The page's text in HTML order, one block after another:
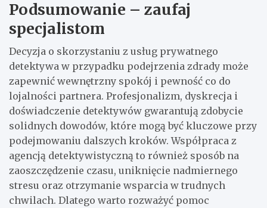
Podsumowanie – zaufaj
specjalistom
Decyzja o skorzystaniu z usług prywatnego
detektywa w przypadku podejrzenia zdrady może
zapewnić wewnętrzny spokój i pewność co do
lojalności partnera. Profesjonalizm, dyskrecja i
doświadczenie detektywów gwarantują zdobycie
solidnych dowodów, które mogą być kluczowe przy
podejmowaniu dalszych kroków. Współpraca z
agencją detektywistyczną to również sposób na
zaoszczędzenie czasu, uniknięcie nadmiernego
stresu oraz otrzymanie wsparcia w trudnych
chwilach. Dlatego warto rozważyć pomoc